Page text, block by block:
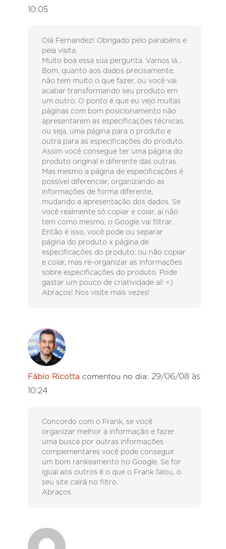
10:05
Olá Fernandez! Obrigado pelo parabéns e
pela visita.
Muito boa essa sua pergunta. Vamos lá…
Bom, quanto aos dados precisamente,
não tem muito o que fazer, ou você vai
acabar transformando seu produto em
um outro. O ponto é que eu vejo muitas
páginas com bom posicionamento não
apresentarem as especificações técnicas,
ou seja, uma página para o produto e
outra para as especificações do produto.
Assim você consegue ter uma página do
produto original e diferente das outras.
Mas mesmo a página de especificações é
possível diferenciar, organizando as
informações de forma diferente,
mudando a apresentação dos dados. Se
você realmente só copiar e colar, aí não
tem como mesmo, o Google vai filtrar.
Então é isso, você pode ou separar
página do produto x página de
especificações do produto; ou não copiar
e colar, mas re-organizar as informações
sobre especificações do produto. Pode
gastar um pouco de criatividade aí! =)
Abraços! Nos visite mais vezes!
Fábio Ricotta comentou no dia: 29/06/08 às
10:24
Concordo com o Frank, se você
organizar melhor a informação e fazer
uma busca por outras informações
complementares você pode conseguir
um bom rankeamento no Google. Se for
igual aos outros é o que o Frank falou, o
seu site cairá no filtro.
Abraços